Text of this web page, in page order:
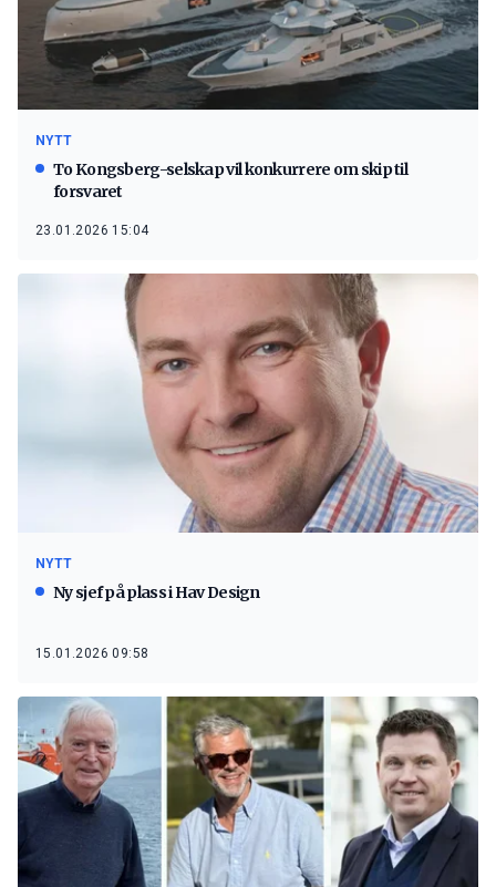
NYTT
To Kongsberg-selskap vil konkurrere om skip til
forsvaret
23.01.2026 15:04
NYTT
Ny sjef på plass i Hav Design
15.01.2026 09:58